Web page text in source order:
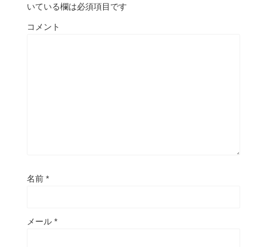
いている欄は必須項目です
コメント
名前 *
メール *